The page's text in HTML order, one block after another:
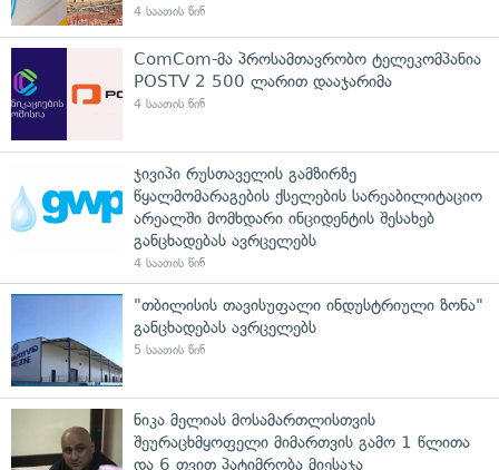
4 საათის წინ
ComCom-მა პროსამთავრობო ტელეკომპანია
POSTV 2 500 ლარით დააჯარიმა
4 საათის წინ
ჯივიპი რუსთაველის გამზირზე
წყალმომარაგების ქსელების სარეაბილიტაციო
არეალში მომხდარი ინციდენტის შესახებ
განცხადებას ავრცელებს
4 საათის წინ
"თბილისის თავისუფალი ინდუსტრიული ზონა"
განცხადებას ავრცელებს
5 საათის წინ
ნიკა მელიას მოსამართლისთვის
შეურაცხმყოფელი მიმართვის გამო 1 წლითა
და 6 თვით პატიმრობა მიესაჯა